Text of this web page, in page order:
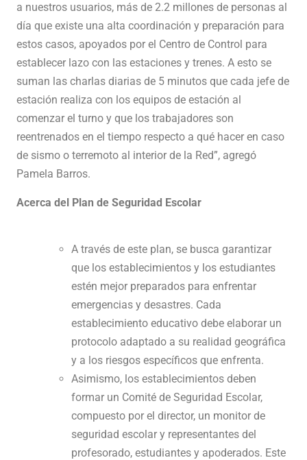
a nuestros usuarios, más de 2.2 millones de personas al
día que existe una alta coordinación y preparación para
estos casos, apoyados por el Centro de Control para
establecer lazo con las estaciones y trenes. A esto se
suman las charlas diarias de 5 minutos que cada jefe de
estación realiza con los equipos de estación al
comenzar el turno y que los trabajadores son
reentrenados en el tiempo respecto a qué hacer en caso
de sismo o terremoto al interior de la Red”, agregó
Pamela Barros.
Acerca del Plan de Seguridad Escolar
A través de este plan, se busca garantizar
que los establecimientos y los estudiantes
estén mejor preparados para enfrentar
emergencias y desastres. Cada
establecimiento educativo debe elaborar un
protocolo adaptado a su realidad geográfica
y a los riesgos específicos que enfrenta.
Asimismo, los establecimientos deben
formar un Comité de Seguridad Escolar,
compuesto por el director, un monitor de
seguridad escolar y representantes del
profesorado, estudiantes y apoderados. Este